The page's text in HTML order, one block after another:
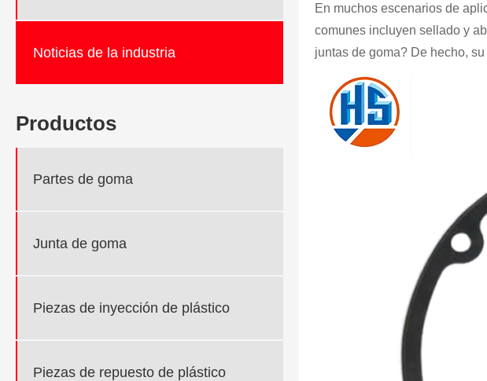
Noticias de la industria
Productos
Partes de goma
Junta de goma
Piezas de inyección de plástico
Piezas de repuesto de plástico
En muchos escenarios de
comunes incluyen sellado y
juntas de goma? De hecho,